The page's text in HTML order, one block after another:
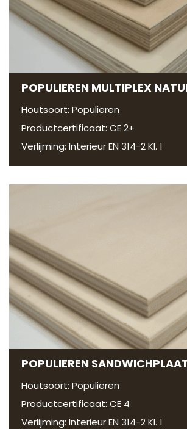
POPULIEREN MULTIPLEX
Verlijming: Interieur EN 314-2 Kl. 1
Productcertificaat: CE 2+
Houtsoort: Populieren
POPULIEREN
Verlijming: Interieur EN 314-2 Kl. 1
Productcertificaat: CE 4
Houtsoort: Populieren